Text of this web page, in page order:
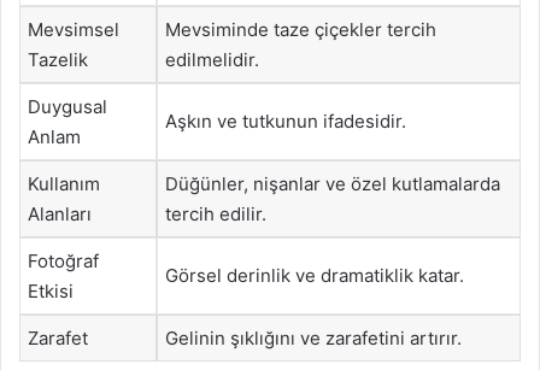
Mevsimsel
Tazelik
Mevsiminde taze çiçekler tercih
edilmelidir.
Duygusal
Anlam
Aşkın ve tutkunun ifadesidir.
Kullanım
Alanları
Düğünler, nişanlar ve özel kutlamalarda
tercih edilir.
Fotoğraf
Etkisi
Görsel derinlik ve dramatiklik katar.
Zarafet Gelinin şıklığını ve zarafetini artırır.